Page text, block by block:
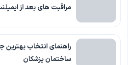
مراقبت های بعد از
راهنمای انتخاب بهترین
ساختمان پزشکان